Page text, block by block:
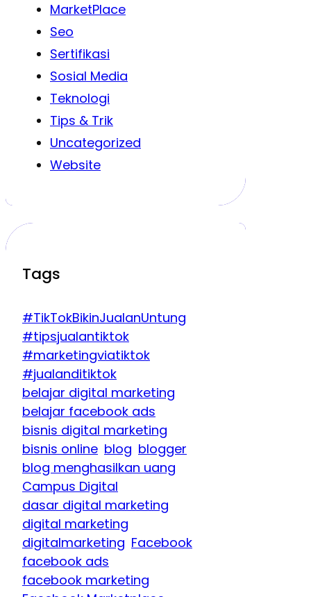
MarketPlace
Seo
Sertifikasi
Sosial Media
Teknologi
Tips & Trik
Uncategorized
Website
Tags
#TikTokBikinJualanUntung
#tipsjualantiktok
#marketingviatiktok
#jualanditiktok
belajar digital marketing
belajar facebook ads
bisnis digital marketing
bisnis online blog blogger
blog menghasilkan uang
Campus Digital
dasar digital marketing
digital marketing
digitalmarketing Facebook
facebook ads
facebook marketing